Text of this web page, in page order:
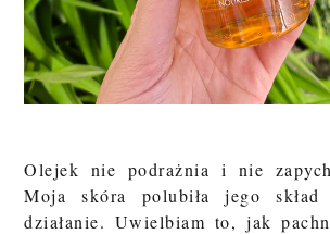
Olejek nie podrażnia i nie
Moja skóra polubiła jego
działanie. Uwielbiam to, jak